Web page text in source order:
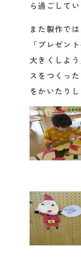
ら過ごしてい
また製作で
「プレゼン
大きくしよ
スをつくっ
をかいたりし